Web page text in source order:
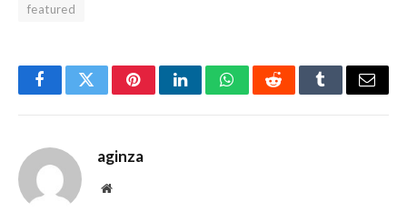
featured
FacebookTwitterPinterestLinkedInWhatsAppRedditTumblrEmail
aginza
Website